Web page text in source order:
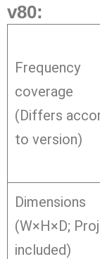
v80:
Frequency
coverage
(Differs
to version)
Dimensions
(W×H×D;
included)